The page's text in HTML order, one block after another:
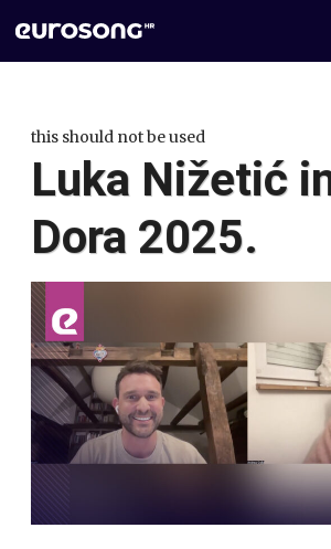
this should not be used
Luka Nižetić
Dora 2025.